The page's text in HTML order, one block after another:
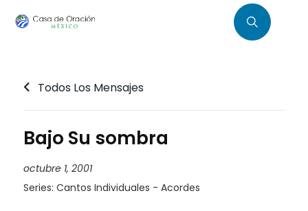
Todos Los Mensajes
Bajo Su sombra
octubre 1, 2001
Series: Cantos Individuales - Acordes